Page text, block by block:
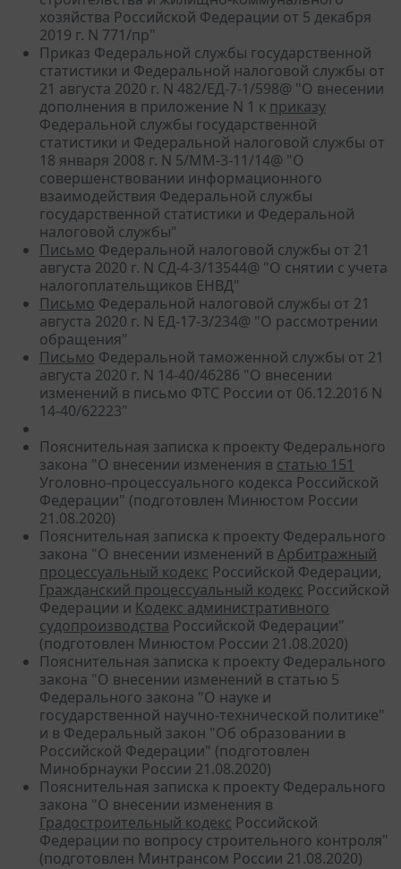
хозяйства Российской Федерации от 5 декабря
2019 г. N 771/пр"
Приказ Федеральной службы государственной
статистики и Федеральной налоговой службы от
21 августа 2020 г. N 482/ЕД-7-1/598@ "О внесении
дополнения в приложение N 1 к приказу
Федеральной службы государственной
статистики и Федеральной налоговой службы от
18 января 2008 г. N 5/ММ-3-11/14@ "О
совершенствовании информационного
взаимодействия Федеральной службы
государственной статистики и Федеральной
налоговой службы"
Письмо Федеральной налоговой службы от 21
августа 2020 г. N СД-4-3/13544@ "О снятии с учета
налогоплательщиков ЕНВД"
Письмо Федеральной налоговой службы от 21
августа 2020 г. N ЕД-17-3/234@ "О рассмотрении
обращения"
Письмо Федеральной таможенной службы от 21
августа 2020 г. N 14-40/46286 "О внесении
изменений в письмо ФТС России от 06.12.2016 N
14-40/62223"
Пояснительная записка к проекту Федерального
закона "О внесении изменения в статью 151
Уголовно-процессуального кодекса Российской
Федерации" (подготовлен Минюстом России
21.08.2020)
Пояснительная записка к проекту Федерального
закона "О внесении изменений в Арбитражный
процессуальный кодекс Российской Федерации,
Гражданский процессуальный кодекс Российской
Федерации и Кодекс административного
судопроизводства Российской Федерации"
(подготовлен Минюстом России 21.08.2020)
Пояснительная записка к проекту Федерального
закона "О внесении изменений в статью 5
Федерального закона "О науке и
государственной научно-технической политике"
и в Федеральный закон "Об образовании в
Российской Федерации" (подготовлен
Минобрнауки России 21.08.2020)
Пояснительная записка к проекту Федерального
закона "О внесении изменения в
Градостроительный кодекс Российской
Федерации по вопросу строительного контроля"
(подготовлен Минтрансом России 21.08.2020)